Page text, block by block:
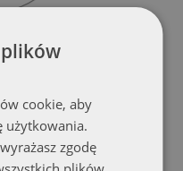
materiałów
cookie, aby
użytkowania.
zgodę